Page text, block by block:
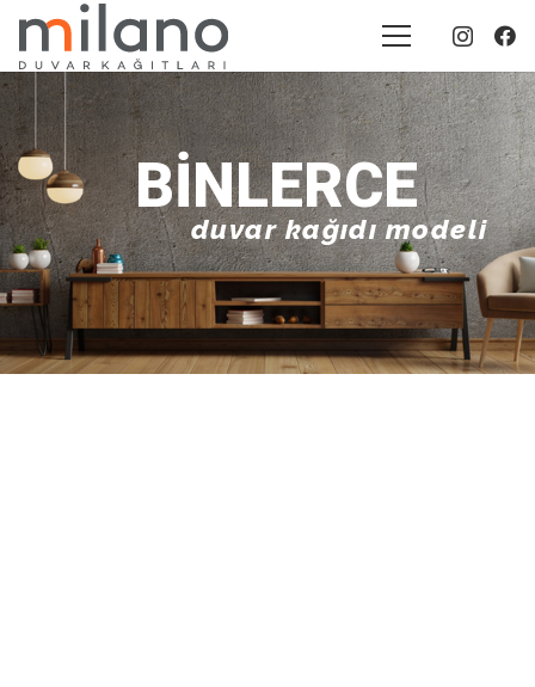
BINLERCE
duvar kağıdı modeli